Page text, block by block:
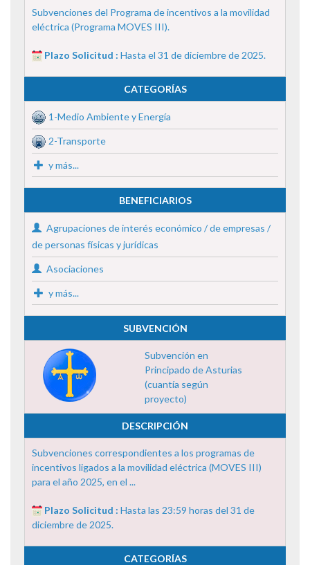
Subvenciones del Programa de incentivos a la movilidad
eléctrica (Programa MOVES III).
Plazo Solicitud : Hasta el 31 de diciembre de 2025.
CATEGORÍAS
1-Medio Ambiente y Energía
2-Transporte
y más...
BENEFICIARIOS
Agrupaciones de interés económico / de empresas /
de personas físicas y jurídicas
Asociaciones
y más...
SUBVENCIÓN
Subvención en
Principado de Asturias
(cuantía según
proyecto)
DESCRIPCIÓN
Subvenciones correspondientes a los programas de
incentivos ligados a la movilidad eléctrica (MOVES III)
para el año 2025, en el ...
Plazo Solicitud : Hasta las 23:59 horas del 31 de
diciembre de 2025.
CATEGORÍAS